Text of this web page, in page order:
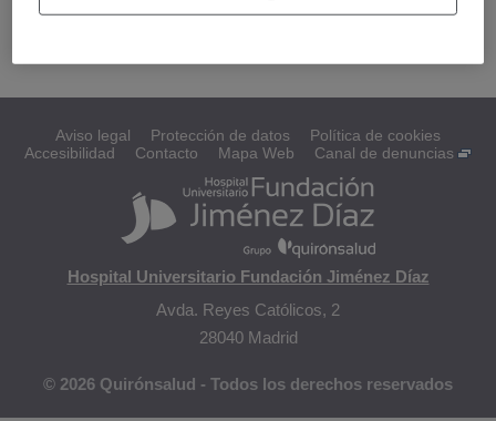
Aviso legal Protección de datos
Política de cookies
Accesibilidad
Contacto Mapa Web Canal de denuncias
Hospital Universitario Fundación Jiménez Díaz
Avda. Reyes Católicos, 2
28040 Madrid
© 2026 Quirónsalud - Todos los derechos reservados